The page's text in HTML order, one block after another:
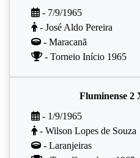
- 7/9/1965
- José Aldo Pereira
- Maracanã
- Torneio Início 1965
Fluminense 2
- 1/9/1965
- Wilson Lopes de Souza
- Laranjeiras